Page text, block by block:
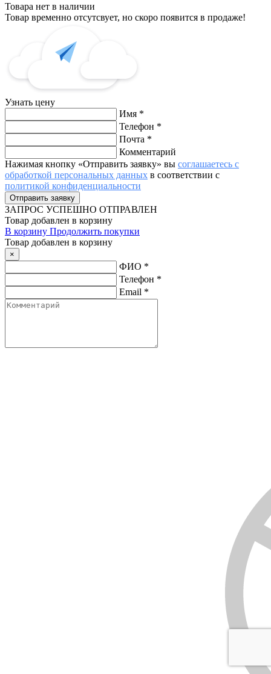
Товара нет в наличии
Товар временно отсутсвует, но скоро появится в продаже!
Узнать цену
Имя *
Телефон *
Почта *
Комментарий
Нажимая кнопку «Отправить заявку» вы соглашаетесь с
обработкой персональных данных в соответствии с
политикой конфиденциальности
ЗАПРОС УСПЕШНО ОТПРАВЛЕН
Товар добавлен в корзину
В корзину Продолжить покупки
Товар добавлен в корзину
×
ФИО *
Телефон *
Email *